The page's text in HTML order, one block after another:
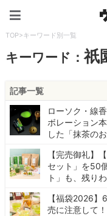
TOP>キーワード別一覧
キーワード：祇
記事一覧
ローソク・線
ボレーション
した「抹茶の
【完売御礼】
セット」を50
ト」も、残りわ
【福袋2026
売に注意して